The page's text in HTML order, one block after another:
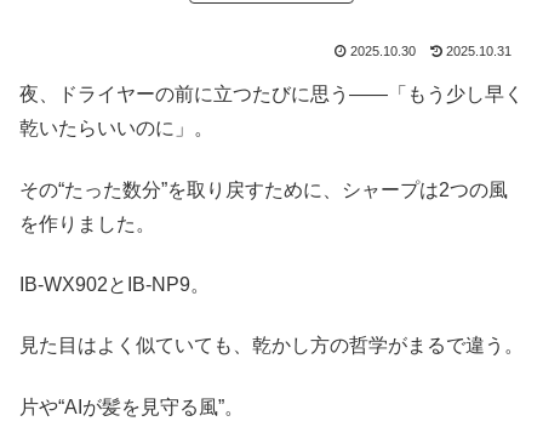
2025.10.30 2025.10.31
夜、ドライヤーの前に立つたびに思う――「もう少し早く
乾いたらいいのに」。
その“たった数分”を取り戻すために、シャープは2つの風
を作りました。
IB-WX902とIB-NP9。
見た目はよく似ていても、乾かし方の哲学がまるで違う。
片や“AIが髪を見守る風”。